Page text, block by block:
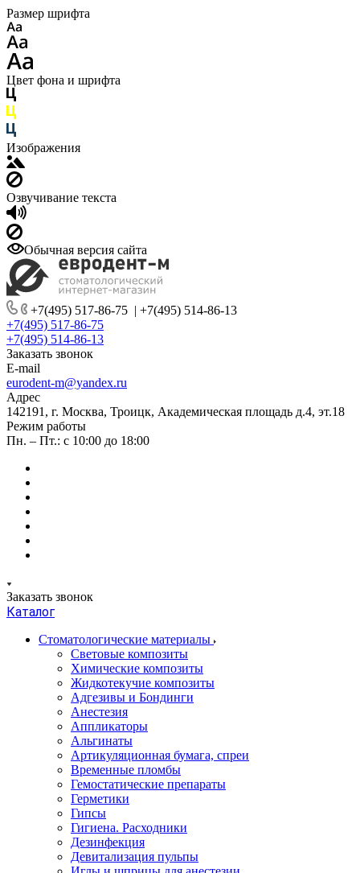
Размер шрифта
Цвет фона и шрифта
Изображения
Озвучивание текста
Обычная версия сайта
+7(495) 517-86-75 | +7(495) 514-86-13
+7(495) 517-86-75
+7(495) 514-86-13
Заказать звонок
E-mail
eurodent-m@yandex.ru
Адрес
142191, г. Москва, Троицк, Академическая площадь д.4, эт.18
Режим работы
Пн. – Пт.: с 10:00 до 18:00
Заказать звонок
Каталог
Стоматологические материалы
Световые композиты
Химические композиты
Жидкотекучие композиты
Адгезивы и Бондинги
Анестезия
Аппликаторы
Альгинаты
Артикуляционная бумага, спреи
Временные пломбы
Гемостатические препараты
Герметики
Гипсы
Гигиена. Расходники
Дезинфекция
Девитализация пульпы